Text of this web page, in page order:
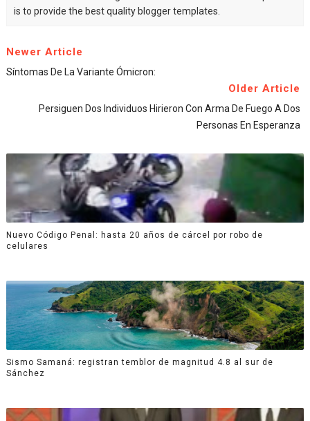
is to provide the best quality blogger templates.
Newer Article
Síntomas De La Variante Ómicron:
Older Article
Persiguen Dos Individuos Hirieron Con Arma De Fuego A Dos
Personas En Esperanza
Nuevo Código Penal: hasta 20 años de cárcel por robo de
celulares
Sismo Samaná: registran temblor de magnitud 4.8 al sur de
Sánchez